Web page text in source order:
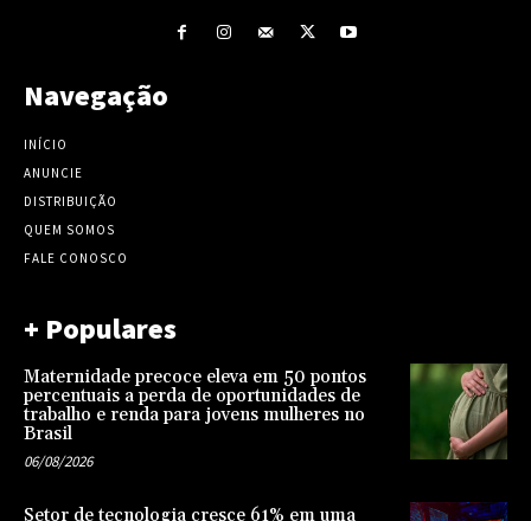
Navegação
INÍCIO
ANUNCIE
DISTRIBUIÇÃO
QUEM SOMOS
FALE CONOSCO
+ Populares
Maternidade precoce eleva em 50 pontos
percentuais a perda de oportunidades de
trabalho e renda para jovens mulheres no
Brasil
06/08/2026
Setor de tecnologia cresce 61% em uma